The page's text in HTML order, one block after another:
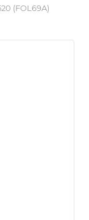
(FOL69A)